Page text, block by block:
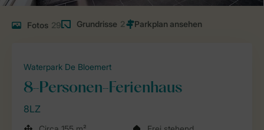
Fotos 29 Grundrisse 2
Waterpark De Bloemert
8-Personen-Ferienhaus
8LZ